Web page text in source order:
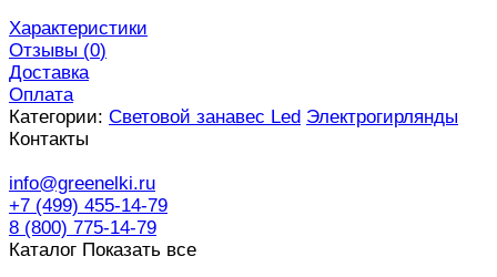
Характеристики
Отзывы (0)
Доставка
Оплата
Категории: Световой занавес Led Электрогирлянды
Контакты
info@greenelki.ru
+7 (499) 455-14-79
8 (800) 775-14-79
Каталог Показать все